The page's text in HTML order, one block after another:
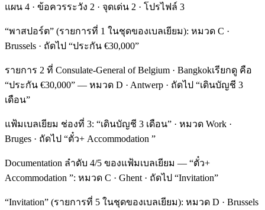
แผน 4 · ข้อควรระวัง 2 · จุดเด่น 2 · โปรไฟล์ 3
“พาสปอร์ต” (รายการที่ 1 ในชุดของเบลเยียม): หมวด C ·
Brussels · ถัดไป “ประกัน €30,000”
รายการ 2 ที่ Consulate-General of Belgium · Bangkokเรียกดู คือ
“ประกัน €30,000” — หมวด D · Antwerp · ถัดไป “เดินบัญชี 3
เดือน”
แฟ้มเบลเยียม ช่องที่ 3: “เดินบัญชี 3 เดือน” · หมวด Work ·
Bruges · ถัดไป “ตั๋ว+ Accommodation ”
Documentation ลำดับ 4/5 ของแฟ้มเบลเยียม — “ตั๋ว+
Accommodation ”: หมวด C · Ghent · ถัดไป “Invitation”
“Invitation” (รายการที่ 5 ในชุดของเบลเยียม): หมวด D · Brussels